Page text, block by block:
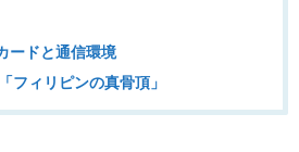
ードと通信環境
フィリピンの真骨頂」